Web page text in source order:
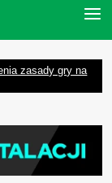
zasady gry na